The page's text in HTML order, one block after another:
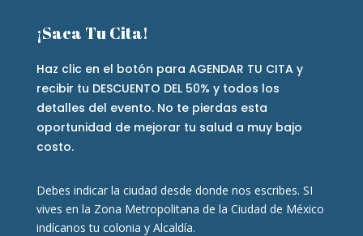
¡Saca Tu Cita!
Haz clic en el botón para AGENDAR TU CITA y
recibir tu DESCUENTO DEL 50% y todos los
detalles del evento. No te pierdas esta
oportunidad de mejorar tu salud a muy bajo
costo.
Debes indicar la ciudad desde donde nos escribes. SI
vives en la Zona Metropolitana de la Ciudad de México
indícanos tu colonia y Alcaldía.